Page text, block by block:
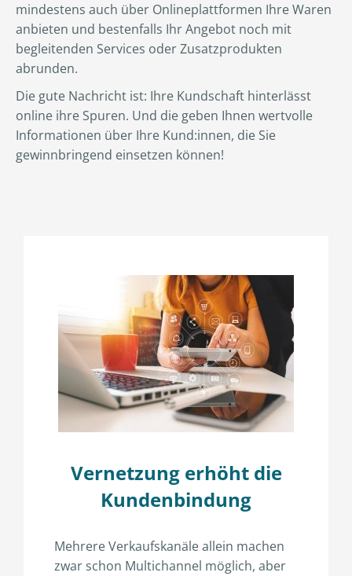
mindestens auch über Onlineplattformen Ihre Waren
anbieten und bestenfalls Ihr Angebot noch mit
begleitenden Services oder Zusatzprodukten
abrunden.
Die gute Nachricht ist: Ihre Kundschaft hinterlässt
online ihre Spuren. Und die geben Ihnen wertvolle
Informationen über Ihre Kund:innen, die Sie
gewinnbringend einsetzen können!
Vernetzung erhöht die
Kundenbindung
Mehrere Verkaufskanäle allein machen
zwar schon Multichannel möglich, aber